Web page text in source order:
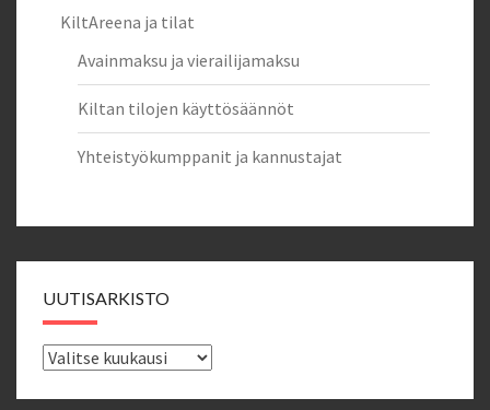
KiltAreena ja tilat
Avainmaksu ja vierailijamaksu
Kiltan tilojen käyttösäännöt
Yhteistyökumppanit ja kannustajat
UUTISARKISTO
Uutisarkisto